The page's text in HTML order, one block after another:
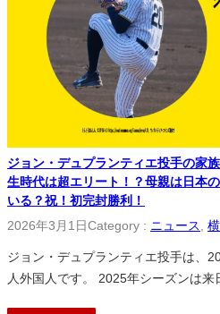
ジョン・デュプランティエ投手の家
生時代は超エリート！？母親は日本
いる？祝！初完封勝利！
2026年3月1日Category : ニュース
ジョン・デュプランティエ投手は、
人外国人です。 2025年シーズンは来